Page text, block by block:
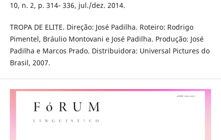
10, n. 2, p. 314- 336, jul./dez. 2014.
TROPA DE ELITE. Direção: José Padilha. Roteiro: Rodrigo
Pimentel, Bráulio Montovani e José Padilha. Produção: José
Padilha e Marcos Prado. Distribuidora: Universal Pictures do
Brasil, 2007.